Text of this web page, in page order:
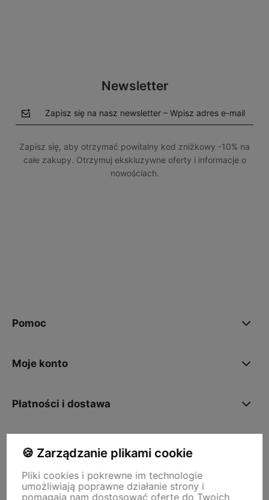
Newsletter
Zapisz się, aby otrzymać powitalny kod zniżkowy -10% na
całe zakupy. Otrzymuj ekskluzywne oferty i informacje o
nowościach.
Zapisz się na nasz newsletter – Wpisz adres e-mail
Pomoc
Moje konto
Płatności i dostawa
Storm - sklep plastyczny
🍪 Zarządzanie plikami cookie
Pliki cookies i pokrewne im technologie
umożliwiają poprawne działanie strony i
pomagają nam dostosować ofertę do Twoich